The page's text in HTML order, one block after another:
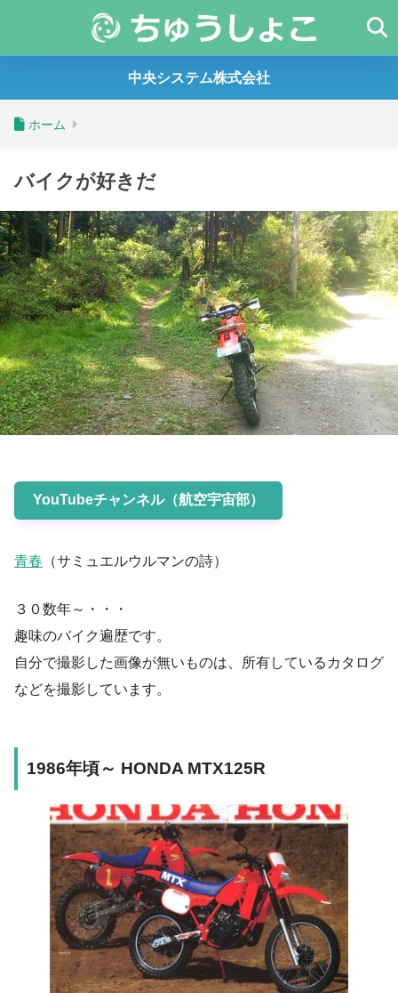
中央システム株式会社
ホーム
バイクが好きだ
YouTubeチャンネル（航空宇宙部）
青春 （サミュエルウルマンの詩）
３０数年～・・・
趣味のバイク遍歴です。
自分で撮影した画像が無いものは、所有しているカタログ
などを撮影しています。
1986年頃～ HONDA MTX125R